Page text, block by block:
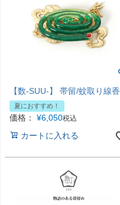
【数-SUU-】 帯留/蚊取り線香
夏におすすめ！
価格： ¥6,050税込
カートに入れる